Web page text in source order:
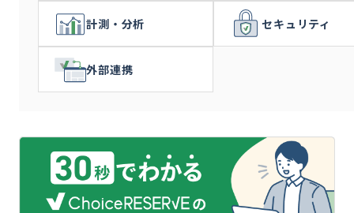
計測・分析 セキュリティ
外部連携